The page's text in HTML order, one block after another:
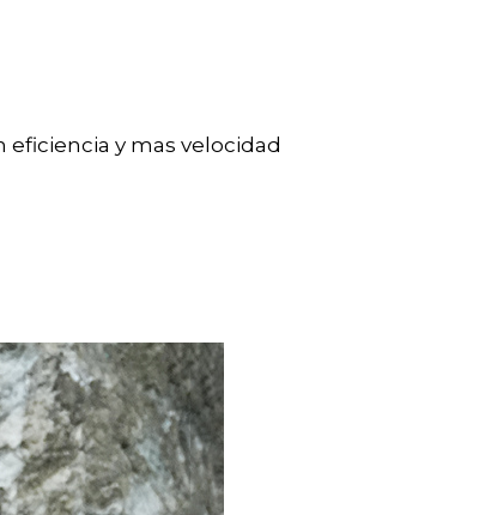
eficiencia y mas velocidad